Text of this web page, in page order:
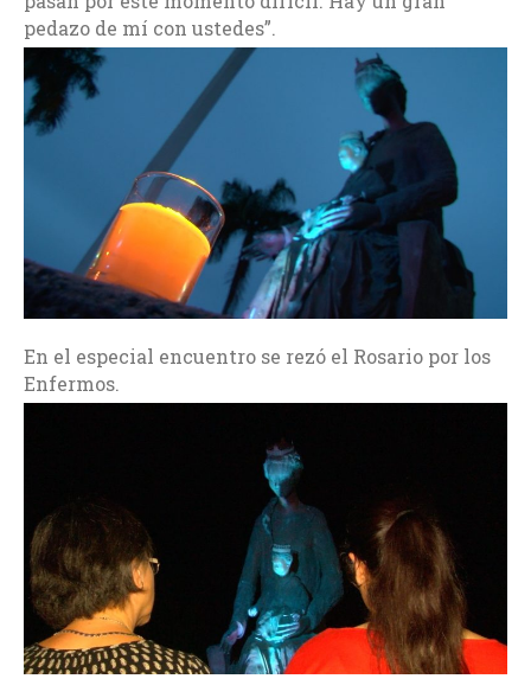
pedazo de mí con ustedes”.
En el especial encuentro se rezó el Rosario por los
Enfermos.